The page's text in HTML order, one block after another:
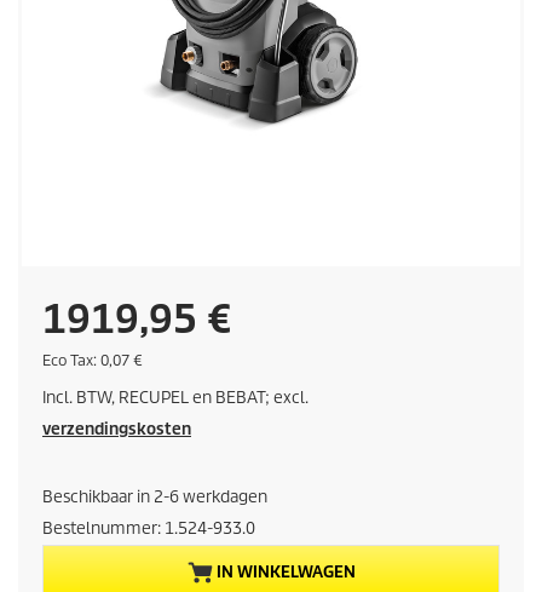
H
u
i
i
g
1919,95 €
E
o
t
a
Eco Tax: 0,07 €
Incl. BTW, RECUPEL en BEBAT; excl.
verzendingskosten
Beschikbaar in 2-6 werkdagen
Bestelnummer: 1.524-933.0
IN WINKELWAGEN